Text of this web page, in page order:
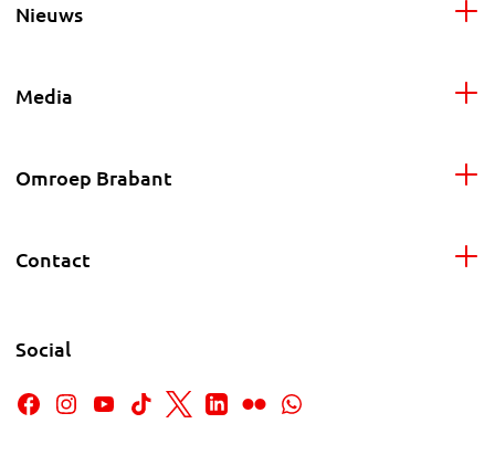
Nieuws
Media
Omroep Brabant
Contact
Social